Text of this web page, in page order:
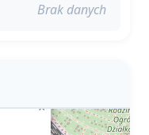
Brak danych
×